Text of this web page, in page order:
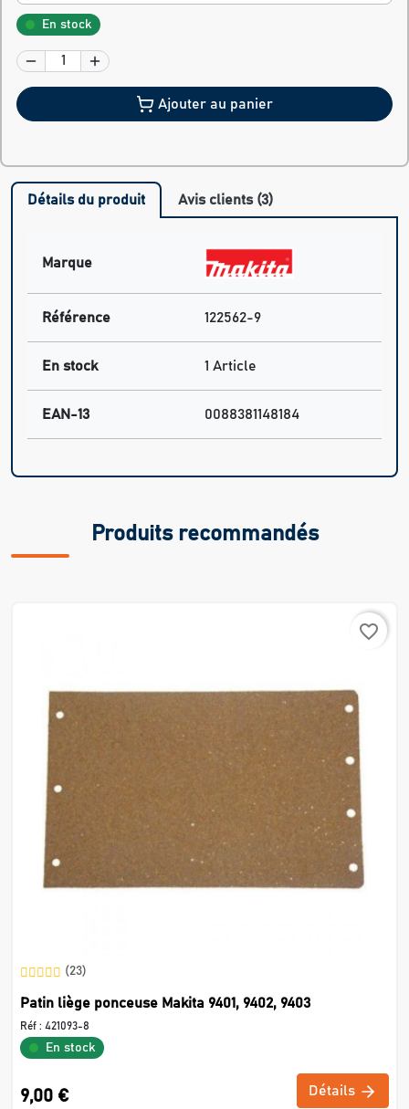
En stock
Ajouter au panier
Détails du produit Avis clients (3)
Marque
Référence 122562-9
En stock 1 Article
EAN-13 0088381148184
Produits recommandés
favorite_border
(23)
Patin liège ponceuse Makita 9401, 9402, 9403
Réf : 421093-8
En stock
9,00 € Détails